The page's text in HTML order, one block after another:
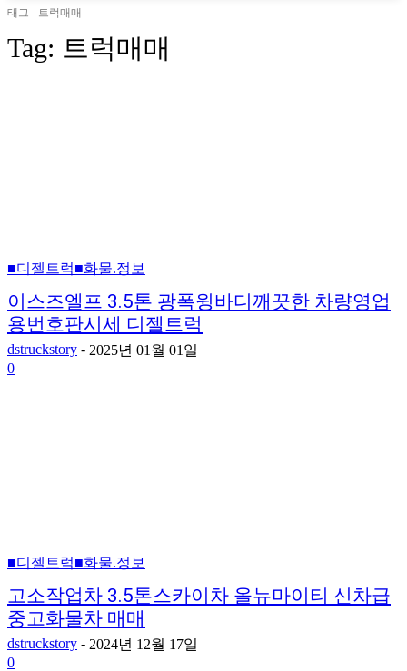
태그 트럭매매
Tag: 트럭매매
■디젤트럭■화물.정보
이스즈엘프 3.5톤 광폭윙바디깨끗한 차량영업
용번호판시세 디젤트럭
dstruckstory - 2025년 01월 01일
0
■디젤트럭■화물.정보
고소작업차 3.5톤스카이차 올뉴마이티 신차급
중고화물차 매매
dstruckstory - 2024년 12월 17일
0